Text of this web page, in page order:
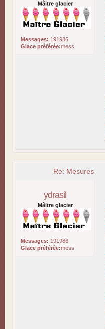
Mâitre glacier
Messages: 191986
Glace préférée:mess
Re: Mesures
ydrasil
Mâitre glacier
Messages: 191986
Glace préférée:mess